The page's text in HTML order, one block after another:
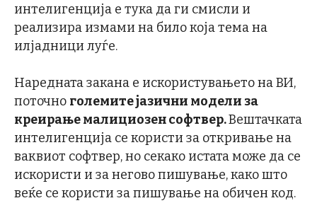
интелигенција е тука да ги смисли и
реализира измами на било која тема на
илјадници луѓе.
Наредната закана е искористувањето на ВИ,
поточно големите јазични модели за
креирање малициозен софтвер.Вештачката
интелигенција се користи за откривање на
ваквиот софтвер, но секако истата може да се
искористи и за негово пишување, како што
веќе се користи за пишување на обичен код.